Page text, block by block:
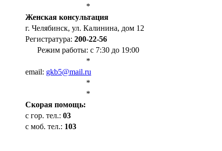
*
Женская консультация
г. Челябинск, ул. Калинина, дом 12
Регистратура: 200-22-56
Режим работы: с 7:30 до 19:00
*
email: gkb5@mail.ru
*
*
Cкорая помощь:
с гор. тел.: 03
с моб. тел.: 103